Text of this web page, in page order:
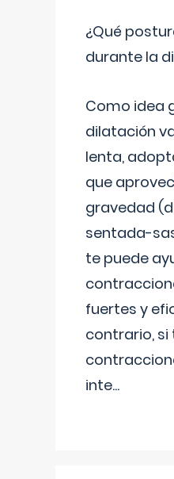
¿Qué
durante la
Como idea
dilatación
lenta,
que
gravedad
sentada-
te puede
fuertes y
contrario, si
inte...